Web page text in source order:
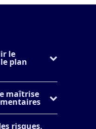
le
plan
maîtrise
risques,